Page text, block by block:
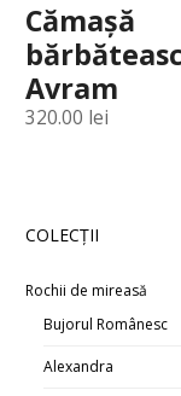
Cămașă
Avram
320.00 lei
COLECŢII
Rochii de mireasă
Bujorul Românesc
Alexandra